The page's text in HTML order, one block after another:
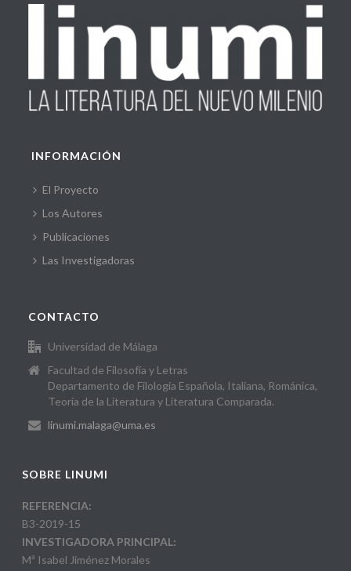
INFORMACIÓN
El Proyecto
Los Autores
Publicaciones
Las Investigadoras
CONTACTO
Universidad de Málaga
Facultad de Filosofía y Letras
Departamento de Filología Española, Italiana, Románica,
Teoría de la Literatura y Literatura Comparada.
linumi.malaga@uma.es
SOBRE LINUMI
REFERENCIA:
B3-2019-15
INVESTIGADORA PRINCIPAL:
Mª Isabel Jiménez Morales